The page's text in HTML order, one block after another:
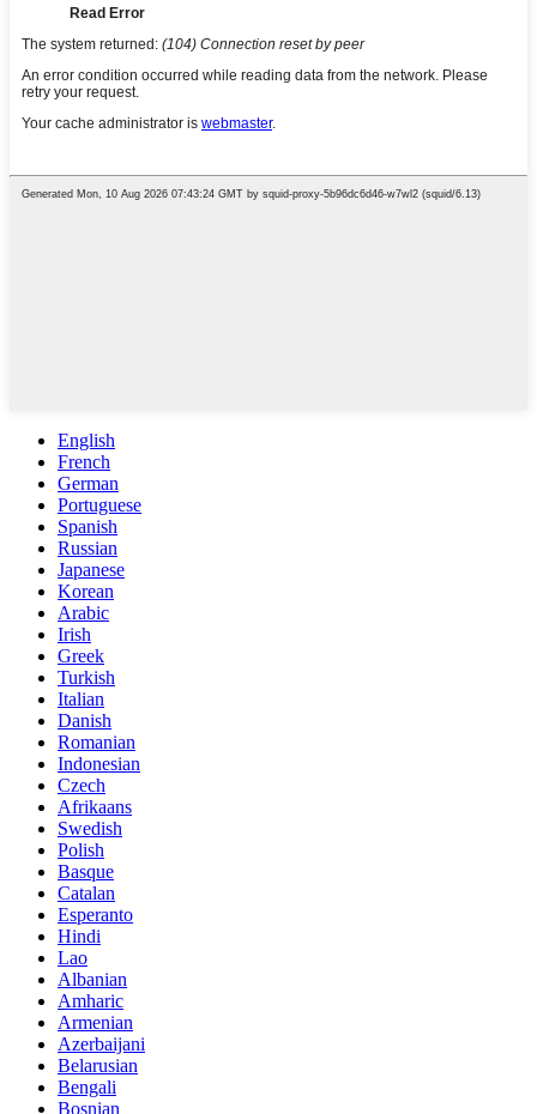
English
French
German
Portuguese
Spanish
Russian
Japanese
Korean
Arabic
Irish
Greek
Turkish
Italian
Danish
Romanian
Indonesian
Czech
Afrikaans
Swedish
Polish
Basque
Catalan
Esperanto
Hindi
Lao
Albanian
Amharic
Armenian
Azerbaijani
Belarusian
Bengali
Bosnian